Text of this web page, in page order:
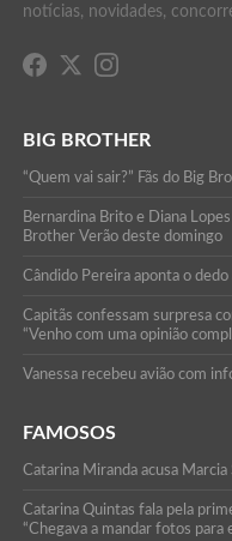
notícias, novidades,
BIG BROTHER
“Quem vai sair?” Fãs do Big
Bernardina Brito e Diana
Brother Verão deste domingo
Cândido Pereira aponta o dedo
Capitãs confessam surpresa
“Venho com uma opinião
Vanessa recebeu avião com
FAMOSOS
Catarina Miranda acusa
Catarina Quintas fala pela
“Chegava a mandar fotos para